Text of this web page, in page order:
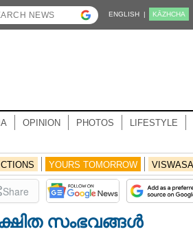
ENGLISH | KĀZHCHA
OPINION PHOTOS LIFESTYLE
YOURS TOMORROW
Share
സംഭവങ്ങൾ